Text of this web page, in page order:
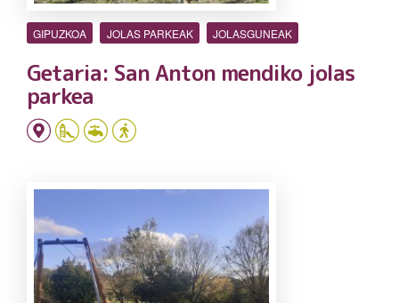
GIPUZKOA JOLAS PARKEAK JOLASGUNEAK
Getaria: San Anton mendiko jolas
parkea